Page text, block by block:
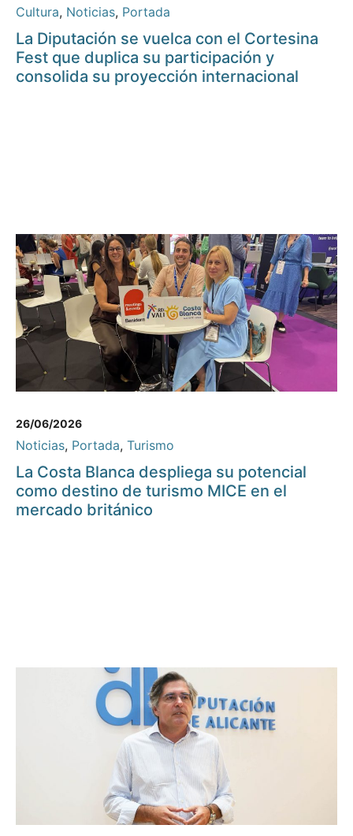
Cultura, Noticias, Portada
La Diputación se vuelca con el Cortesina
Fest que duplica su participación y
consolida su proyección internacional
26/06/2026
Noticias, Portada, Turismo
La Costa Blanca despliega su potencial
como destino de turismo MICE en el
mercado británico